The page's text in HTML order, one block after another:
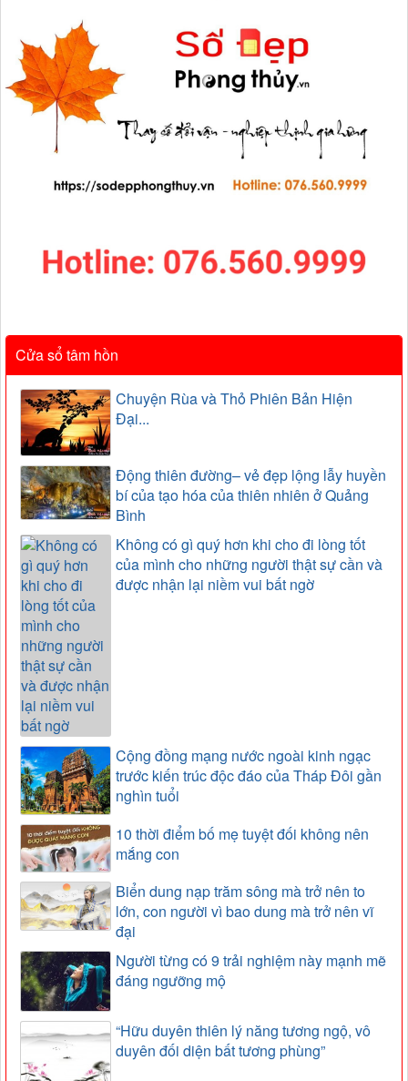
Cửa sổ tâm hồn
Chuyện Rùa và Thỏ Phiên Bản Hiện
Đại...
Động thiên đường– vẻ đẹp lộng lẫy huyền
bí của tạo hóa của thiên nhiên ở Quảng
Bình
Không có gì quý hơn khi cho đi lòng tốt
của mình cho những người thật sự cần và
được nhận lại niềm vui bất ngờ
Cộng đồng mạng nước ngoài kinh ngạc
trước kiến trúc độc đáo của Tháp Đôi gần
nghìn tuổi
10 thời điểm bố mẹ tuyệt đối không nên
mắng con
Biển dung nạp trăm sông mà trở nên to
lớn, con người vì bao dung mà trở nên vĩ
đại
Người từng có 9 trải nghiệm này mạnh mẽ
đáng ngưỡng mộ
“Hữu duyên thiên lý năng tương ngộ, vô
duyên đối diện bất tương phùng”